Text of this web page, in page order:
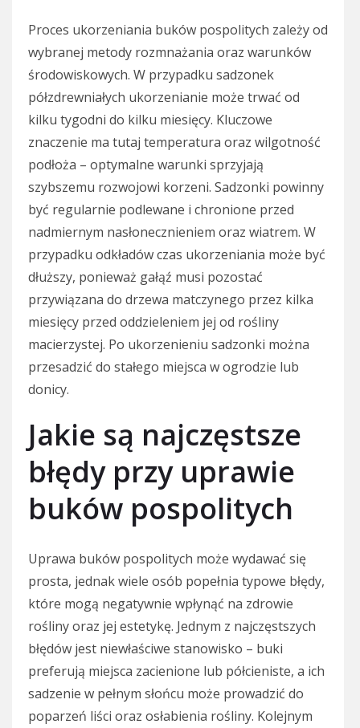
Proces ukorzeniania buków pospolitych zależy od
wybranej metody rozmnażania oraz warunków
środowiskowych. W przypadku sadzonek
półzdrewniałych ukorzenianie może trwać od
kilku tygodni do kilku miesięcy. Kluczowe
znaczenie ma tutaj temperatura oraz wilgotność
podłoża – optymalne warunki sprzyjają
szybszemu rozwojowi korzeni. Sadzonki powinny
być regularnie podlewane i chronione przed
nadmiernym nasłonecznieniem oraz wiatrem. W
przypadku odkładów czas ukorzeniania może być
dłuższy, ponieważ gałąź musi pozostać
przywiązana do drzewa matczynego przez kilka
miesięcy przed oddzieleniem jej od rośliny
macierzystej. Po ukorzenieniu sadzonki można
przesadzić do stałego miejsca w ogrodzie lub
donicy.
Jakie są najczęstsze
błędy przy uprawie
buków pospolitych
Uprawa buków pospolitych może wydawać się
prosta, jednak wiele osób popełnia typowe błędy,
które mogą negatywnie wpłynąć na zdrowie
rośliny oraz jej estetykę. Jednym z najczęstszych
błędów jest niewłaściwe stanowisko – buki
preferują miejsca zacienione lub półcieniste, a ich
sadzenie w pełnym słońcu może prowadzić do
poparzeń liści oraz osłabienia rośliny. Kolejnym